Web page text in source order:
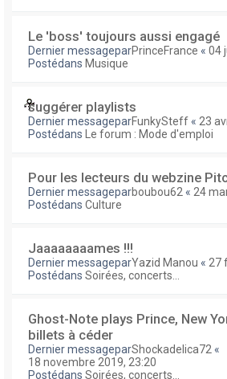
Le 'boss' toujours aussi engagé
Dernier messageparPrinceFrance « 04
Postédans Musique
suggérer playlists
Dernier messageparFunkySteff « 23
Postédans
Le forum : Mode d'emploi
Pour les lecteurs du webzine
Dernier messageparboubou62 « 24
Postédans Culture
Jaaaaaaaames !!!
Dernier messageparYazid Manou « 27
Postédans Soirées, concerts...
Ghost-Note plays Prince, New
billets à céder
Dernier messageparShockadelica72 «
18 novembre 2019, 23:20
Postédans Soirées, concerts...